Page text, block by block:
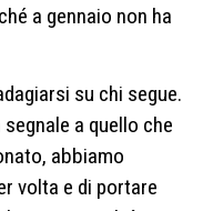
a gennaio non ha
su chi segue.
a quello che
abbiamo
volta e di portare